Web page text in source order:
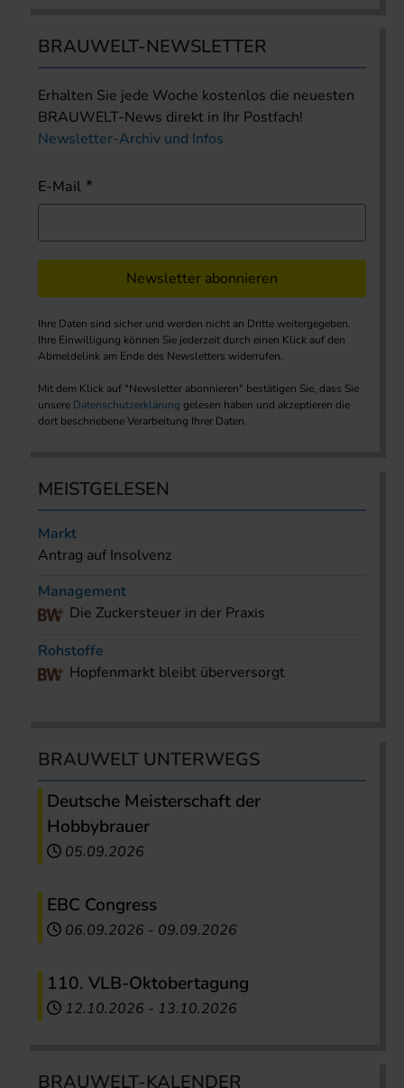
BRAUWELT-NEWSLETTER
Erhalten Sie jede Woche kostenlos die neuesten
BRAUWELT-News direkt in Ihr Postfach!
Newsletter-Archiv und Infos
E-Mail
Newsletter abonnieren
Ihre Daten sind sicher und werden nicht an Dritte weitergegeben.
Ihre Einwilligung können Sie jederzeit durch einen Klick auf den
Abmeldelink am Ende des Newsletters widerrufen.
Mit dem Klick auf "Newsletter abonnieren" bestätigen Sie, dass Sie
unsere Datenschutzerklärung gelesen haben und akzeptieren die
dort beschriebene Verarbeitung Ihrer Daten.
MEISTGELESEN
Markt
Antrag auf Insolvenz
Management
Die Zuckersteuer in der Praxis
Rohstoffe
Hopfenmarkt bleibt überversorgt
BRAUWELT UNTERWEGS
Deutsche Meisterschaft der
Hobbybrauer
05.09.2026
EBC Congress
06.09.2026 - 09.09.2026
110. VLB-Oktobertagung
12.10.2026 - 13.10.2026
BRAUWELT-KALENDER